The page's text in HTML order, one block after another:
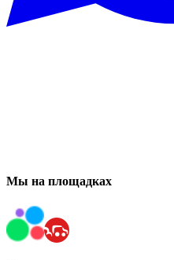
Мы на площадках